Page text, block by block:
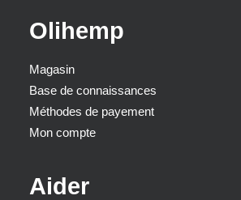
Olihemp
Magasin
Base de connaissances
Méthodes de payement
Mon compte
Aider